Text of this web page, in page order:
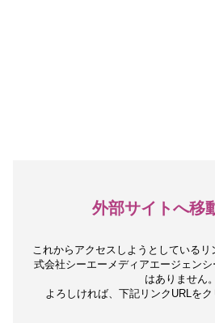
外部サイトへ移
これからアクセスしようとしているリ
式会社シーエーメディアエージェン
はありません。
よろしければ、下記リンクURLをク